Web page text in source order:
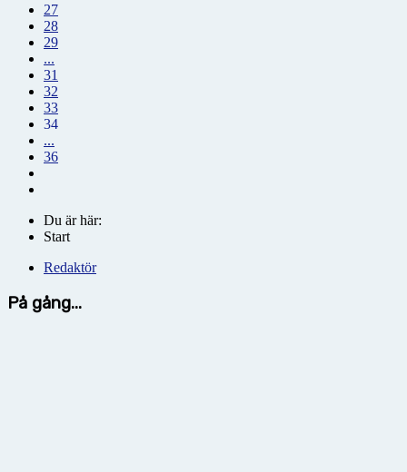
27
28
29
...
31
32
33
34
...
36
Du är här:
Start
Redaktör
På gång...